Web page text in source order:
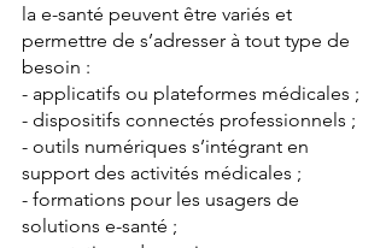
la e-santé peuvent être variés et
permettre de s’adresser à tout type de
besoin :
- applicatifs ou plateformes médicales ;
- dispositifs connectés professionnels ;
- outils numériques s’intégrant en
support des activités médicales ;
- formations pour les usagers de
solutions e-santé ;